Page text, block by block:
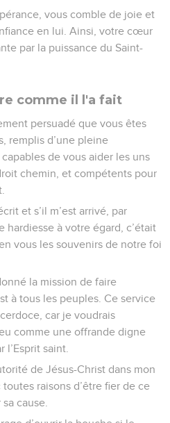
vous comble de joie et
en lui. Ainsi, votre cœur
par la puissance du Saint-
comme il l'a fait
persuadé que vous êtes
remplis d’une pleine
de vous aider les uns
chemin, et compétents pour
et s’il m’est arrivé, par
hardiesse à votre égard, c’était
vous les souvenirs de notre foi
la mission de faire
à tous les peuples. Ce service
car je voudrais
comme une offrande digne
l’Esprit saint.
de Jésus-Christ dans mon
raisons d’être fier de ce
cause.